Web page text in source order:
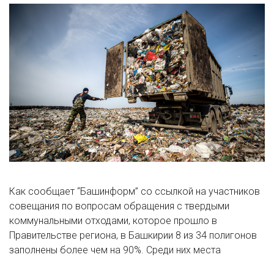
Как сообщает “Башинформ” со ссылкой на участников
совещания по вопросам обращения с твердыми
коммунальными отходами, которое прошло в
Правительстве региона, в Башкирии 8 из 34 полигонов
заполнены более чем на 90%. Среди них места